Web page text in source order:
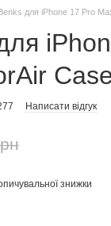
для iPhone 17 Pro
Написати відгук
знижки